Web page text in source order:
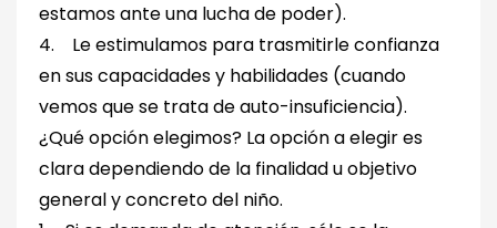
estamos ante una lucha de poder).
4. Le estimulamos para trasmitirle confianza
en sus capacidades y habilidades (cuando
vemos que se trata de auto-insuficiencia).
¿Qué opción elegimos? La opción a elegir es
clara dependiendo de la finalidad u objetivo
general y concreto del niño.